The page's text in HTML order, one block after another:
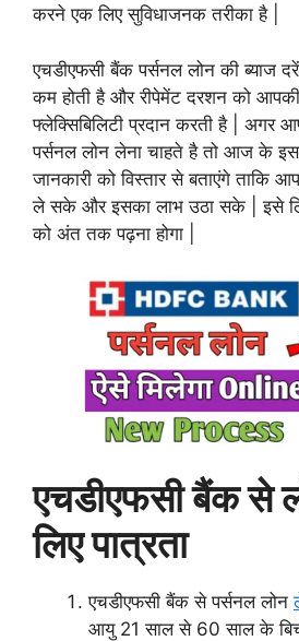
करने एक लिए सुविधाजनक तरीका है |
एचडीएफसी बैंक पर्सनल लोन की ब्याज
कम होती है और रीपेमेंट दरशन को
फ्लेक्सिबिलिटी प्रदान करती है | अगर
पर्सनल लोन लेना चाहते है तो आज के
जानकारी को विस्तार से बताएंगे ताकि
ले सके और इसका लाभ उठा सके | इसे
को अंत तक पढ़ना होगा |
एचडीएफसी बैंक से
लिए पात्रता
एचडीएफसी बैंक से पर्सनल लोन
आयु 21 साल से 60 साल के बिच